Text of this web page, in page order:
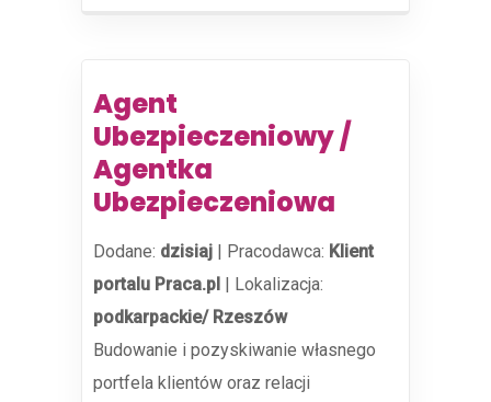
Agent
Ubezpieczeniowy /
Agentka
Ubezpieczeniowa
Dodane: dzisiaj | Pracodawca: Klient
portalu Praca.pl | Lokalizacja:
podkarpackie/ Rzeszów
Budowanie i pozyskiwanie własnego
portfela klientów oraz relacji